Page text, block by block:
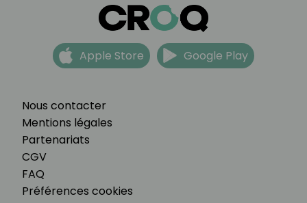
Nous contacter
Mentions légales
Partenariats
CGV
FAQ
Préférences cookies
Apple Store Google Play